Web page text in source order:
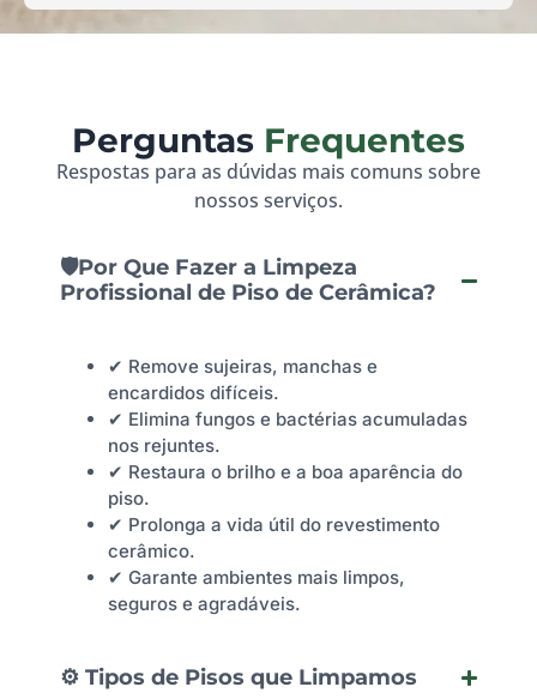
Perguntas Frequentes
Respostas para as dúvidas mais comuns sobre
nossos serviços.
🛡️Por Que Fazer a Limpeza
Profissional de Piso de Cerâmica?
✔ Remove sujeiras, manchas e
encardidos difíceis.
✔ Elimina fungos e bactérias acumuladas
nos rejuntes.
✔ Restaura o brilho e a boa aparência do
piso.
✔ Prolonga a vida útil do revestimento
cerâmico.
✔ Garante ambientes mais limpos,
seguros e agradáveis.
⚙️ Tipos de Pisos que Limpamos